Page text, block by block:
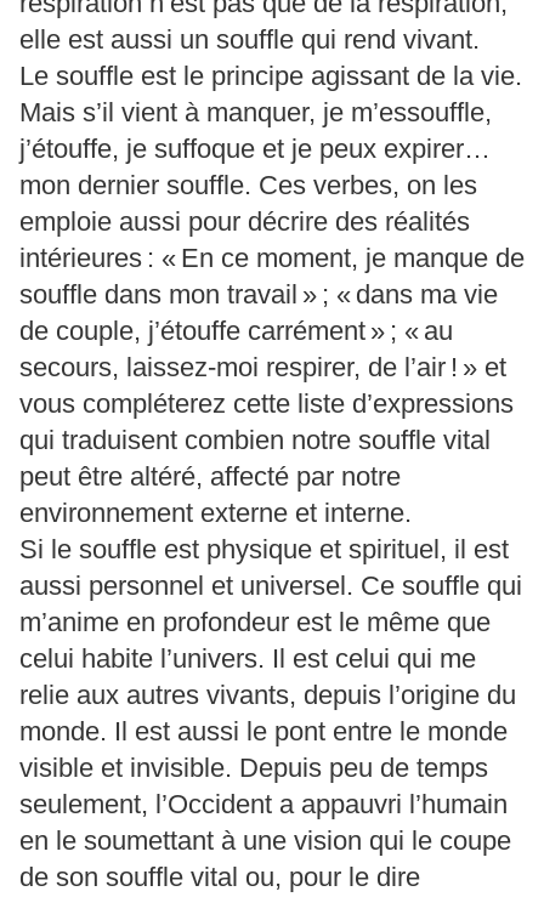
elle est aussi un souffle qui rend vivant.
Le souffle est le principe agissant de la vie.
Mais s’il vient à manquer, je m’essouffle,
j’étouffe, je suffoque et je peux expirer…
mon dernier souffle. Ces verbes, on les
emploie aussi pour décrire des réalités
intérieures : « En ce moment, je manque de
souffle dans mon travail » ; « dans ma vie
de couple, j’étouffe carrément » ; « au
secours, laissez-moi respirer, de l’air ! » et
vous compléterez cette liste d’expressions
qui traduisent combien notre souffle vital
peut être altéré, affecté par notre
environnement externe et interne.
Si le souffle est physique et spirituel, il est
aussi personnel et universel. Ce souffle qui
m’anime en profondeur est le même que
celui habite l’univers. Il est celui qui me
relie aux autres vivants, depuis l’origine du
monde. Il est aussi le pont entre le monde
visible et invisible. Depuis peu de temps
seulement, l’Occident a appauvri l’humain
en le soumettant à une vision qui le coupe
de son souffle vital ou, pour le dire